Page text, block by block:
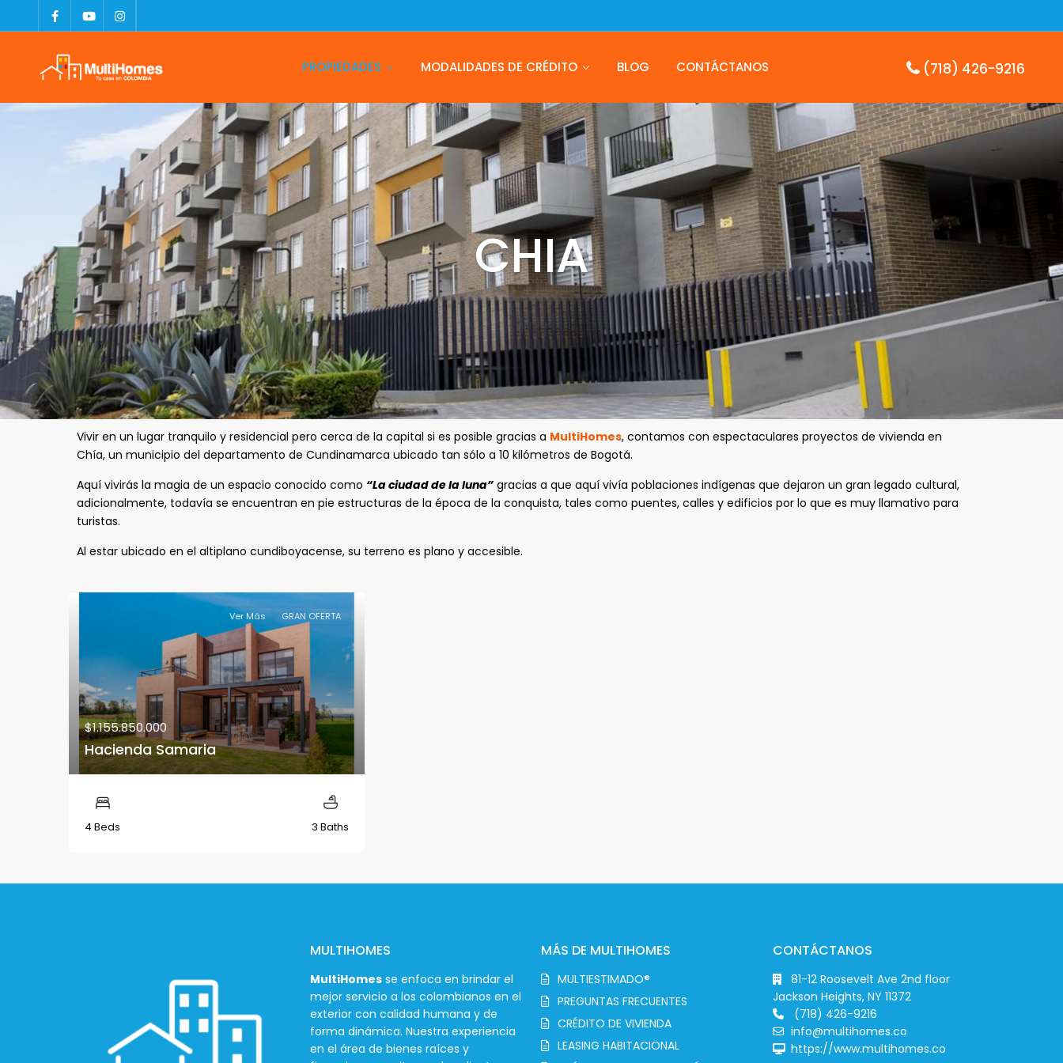
PROPIEDADES MODALIDADES DE CRÉDITO BLOG CONTÁCTANOS (718) 426-9216
CHIA
Vivir en un lugar tranquilo y residencial pero cerca de la capital si es posible gracias a MultiHomes, contamos con espectaculares proyectos de vivienda en
Chía, un municipio del departamento de Cundinamarca ubicado tan sólo a 10 kilómetros de Bogotá.
Aquí vivirás la magia de un espacio conocido como “La ciudad de la luna” gracias a que aquí vivía poblaciones indígenas que dejaron un gran legado cultural,
adicionalmente, todavía se encuentran en pie estructuras de la época de la conquista, tales como puentes, calles y edificios por lo que es muy llamativo para
turistas.
Al estar ubicado en el altiplano cundiboyacense, su terreno es plano y accesible.
Ver Más GRAN OFERTA
$1.155.850.000
Hacienda Samaria
4 Beds 3 Baths
MULTIHOMES
MultiHomesse enfoca en brindar el
mejor servicio a los colombianos en el
exterior con calidad humana y de
forma dinámica. Nuestra experiencia
en el área de bienes raíces y
MÁS DE MULTIHOMES
MULTIESTIMADO®
PREGUNTAS FRECUENTES
CRÉDITO DE VIVIENDA
LEASING HABITACIONAL
CONTÁCTANOS
81-12 Roosevelt Ave 2nd floor
Jackson Heights, NY 11372
(718) 426-9216
info@multihomes.co
https://www.multihomes.co